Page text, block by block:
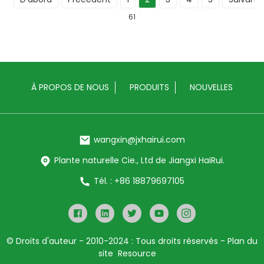
61
À PROPOS DE NOUS PRODUITS NOUVELLES
wangxin@jxhairui.com
Plante naturelle Cie., Ltd de Jiangxi HaiRui.
Tél. : +86 18879697105
© Droits d'auteur - 2010-2024 : Tous droits réservés - Plan du
site Resource